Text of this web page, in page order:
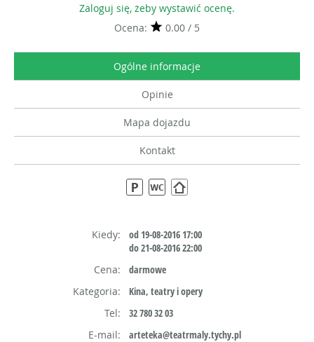
Zaloguj się, żeby wystawić ocenę.
Ocena:
0.00 / 5
Ogólne informacje
Opinie
Mapa dojazdu
Kontakt
Kiedy:
od 19-08-2016 17:00
do 21-08-2016 22:00
Cena:
darmowe
Kategoria:
Kina, teatry i opery
Tel:
32 780 32 03
E-mail:
arteteka@teatrmaly.tychy.pl